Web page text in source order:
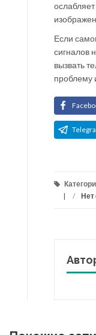
Если
сигналов
вызвать
проблему
/
Нет